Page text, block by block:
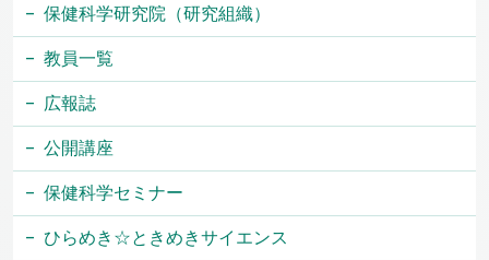
保健科学研究院（研究組織）
教員一覧
広報誌
公開講座
保健科学セミナー
ひらめき☆ときめきサイエンス